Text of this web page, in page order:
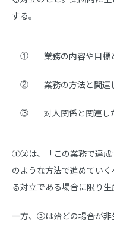
する。
① 業務の内容や目標
② 業務の方法と関連
③ 対人関係と関連し
①②は、「この業務で達成
のような方法で進めてい
る対立である場合に限り生
一方、③は殆どの場合が非